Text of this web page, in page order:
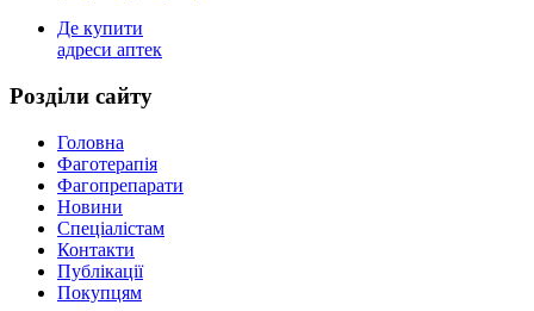
Де купити
адреси аптек
Роздiли сайту
Головна
Фаготерапія
Фагопрепарати
Новини
Спеціалістам
Контакти
Публікації
Покупцям